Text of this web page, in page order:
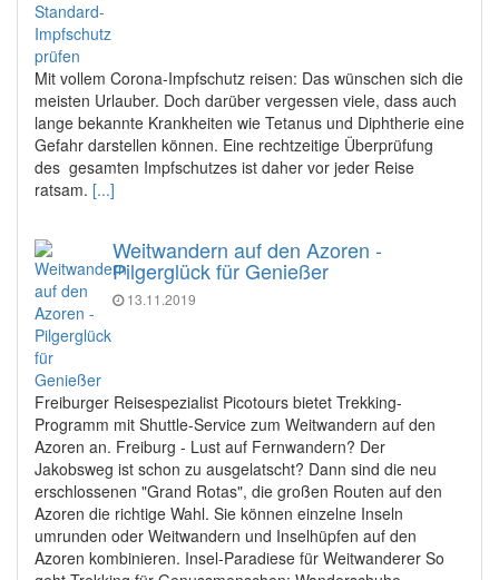
Mit vollem Corona-Impfschutz reisen: Das wünschen sich die
meisten Urlauber. Doch darüber vergessen viele, dass auch
lange bekannte Krankheiten wie Tetanus und Diphtherie eine
Gefahr darstellen können. Eine rechtzeitige Überprüfung
des gesamten Impfschutzes ist daher vor jeder Reise
ratsam. [...]
Weitwandern auf den Azoren -
Pilgerglück für Genießer
13.11.2019
Freiburger Reisespezialist Picotours bietet Trekking-
Programm mit Shuttle-Service zum Weitwandern auf den
Azoren an. Freiburg - Lust auf Fernwandern? Der
Jakobsweg ist schon zu ausgelatscht? Dann sind die neu
erschlossenen "Grand Rotas", die großen Routen auf den
Azoren die richtige Wahl. Sie können einzelne Inseln
umrunden oder Weitwandern und Inselhüpfen auf den
Azoren kombinieren. Insel-Paradiese für Weitwanderer So